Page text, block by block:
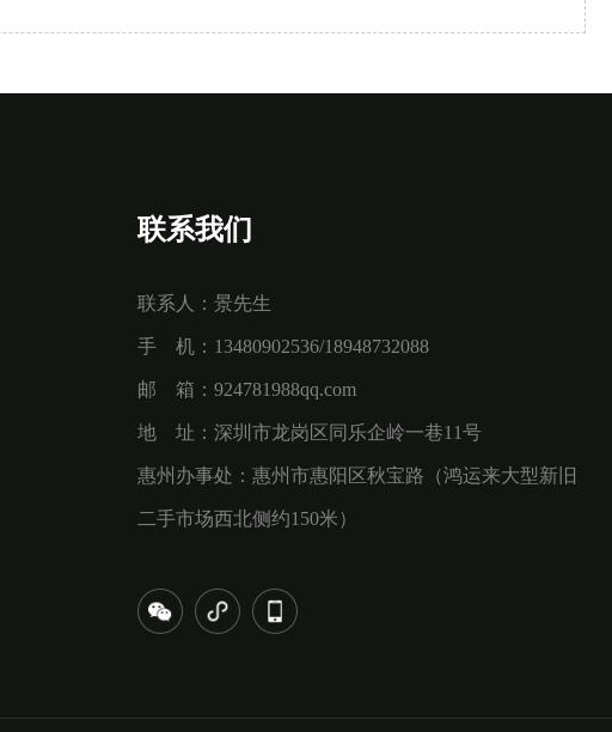
联系我们
联系人：景先生
手 机：13480902536/18948732088
邮 箱：924781988qq.com
地 址：深圳市龙岗区同乐企岭一巷11号
惠州办事处：惠州市惠阳区秋宝路（鸿运来大型新旧
二手市场西北侧约150米）